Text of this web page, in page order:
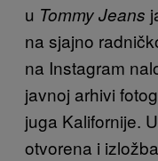
u Tommy Jeans
na sjajno
na Instagram
javnoj arhivi
juga Kalifornije.
otvorena i izložba